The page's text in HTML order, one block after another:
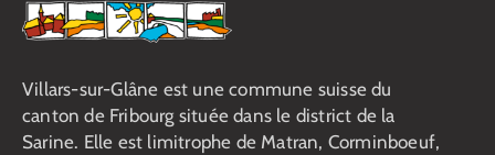
Villars-sur-Glâne est une commune suisse du
canton de Fribourg située dans le district de la
Sarine. Elle est limitrophe de Matran, Corminboeuf,